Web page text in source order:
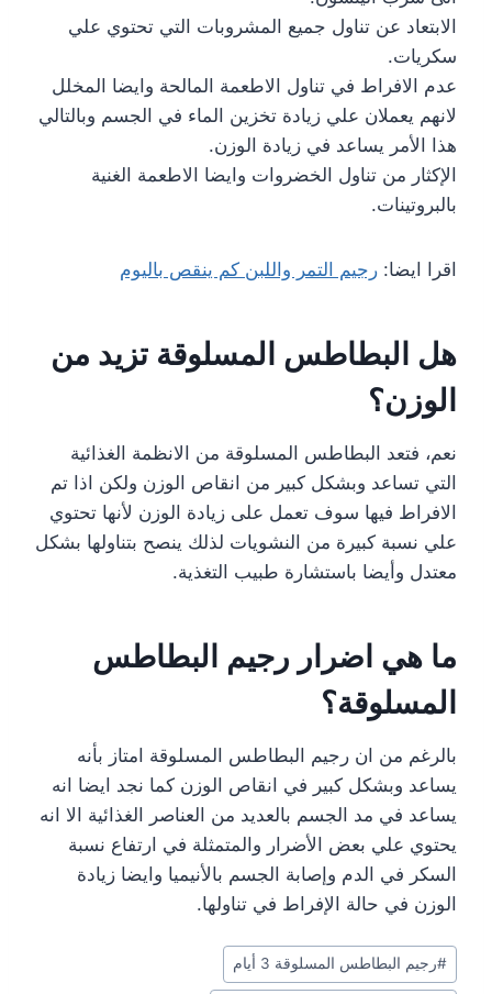
الابتعاد عن تناول جميع المشروبات التي تحتوي علي
سكريات.
عدم الافراط في تناول الاطعمة المالحة وايضا المخلل
لانهم يعملان علي زيادة تخزين الماء في الجسم وبالتالي
هذا الأمر يساعد في زيادة الوزن.
الإكثار من تناول الخضروات وايضا الاطعمة الغنية
بالبروتينات.
اقرا ايضا: رجيم التمر واللبن كم ينقص باليوم
هل البطاطس المسلوقة تزيد من
الوزن؟
نعم، فتعد البطاطس المسلوقة من الانظمة الغذائية
التي تساعد وبشكل كبير من انقاص الوزن ولكن اذا تم
الافراط فيها سوف تعمل على زيادة الوزن لأنها تحتوي
علي نسبة كبيرة من النشويات لذلك ينصح بتناولها بشكل
معتدل وأيضا باستشارة طبيب التغذية.
ما هي اضرار رجيم البطاطس
المسلوقة؟
بالرغم من ان رجيم البطاطس المسلوقة امتاز بأنه
يساعد وبشكل كبير في انقاص الوزن كما نجد ايضا انه
يساعد في مد الجسم بالعديد من العناصر الغذائية الا انه
يحتوي علي بعض الأضرار والمتمثلة في ارتفاع نسبة
السكر في الدم وإصابة الجسم بالأنيميا وايضا زيادة
الوزن في حالة الإفراط في تناولها.
Post
Tags:
#رجيم البطاطس المسلوقة 3 أيام